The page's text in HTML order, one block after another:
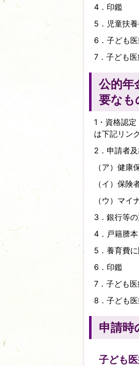
4．印鑑
5．児童扶
6．子ども
7．子ども
公的年
要なも
1・資格認
は下記リン
2．申請者
（ア）健康
（イ）保険
（ウ）マイ
3．銀行等
4．戸籍謄本
5．養育費
6．印鑑
7．子ども
8．子ども
申請時
子ども